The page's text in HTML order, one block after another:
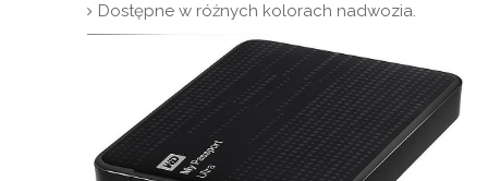
Dostępne w różnych kolorach nadwozia.